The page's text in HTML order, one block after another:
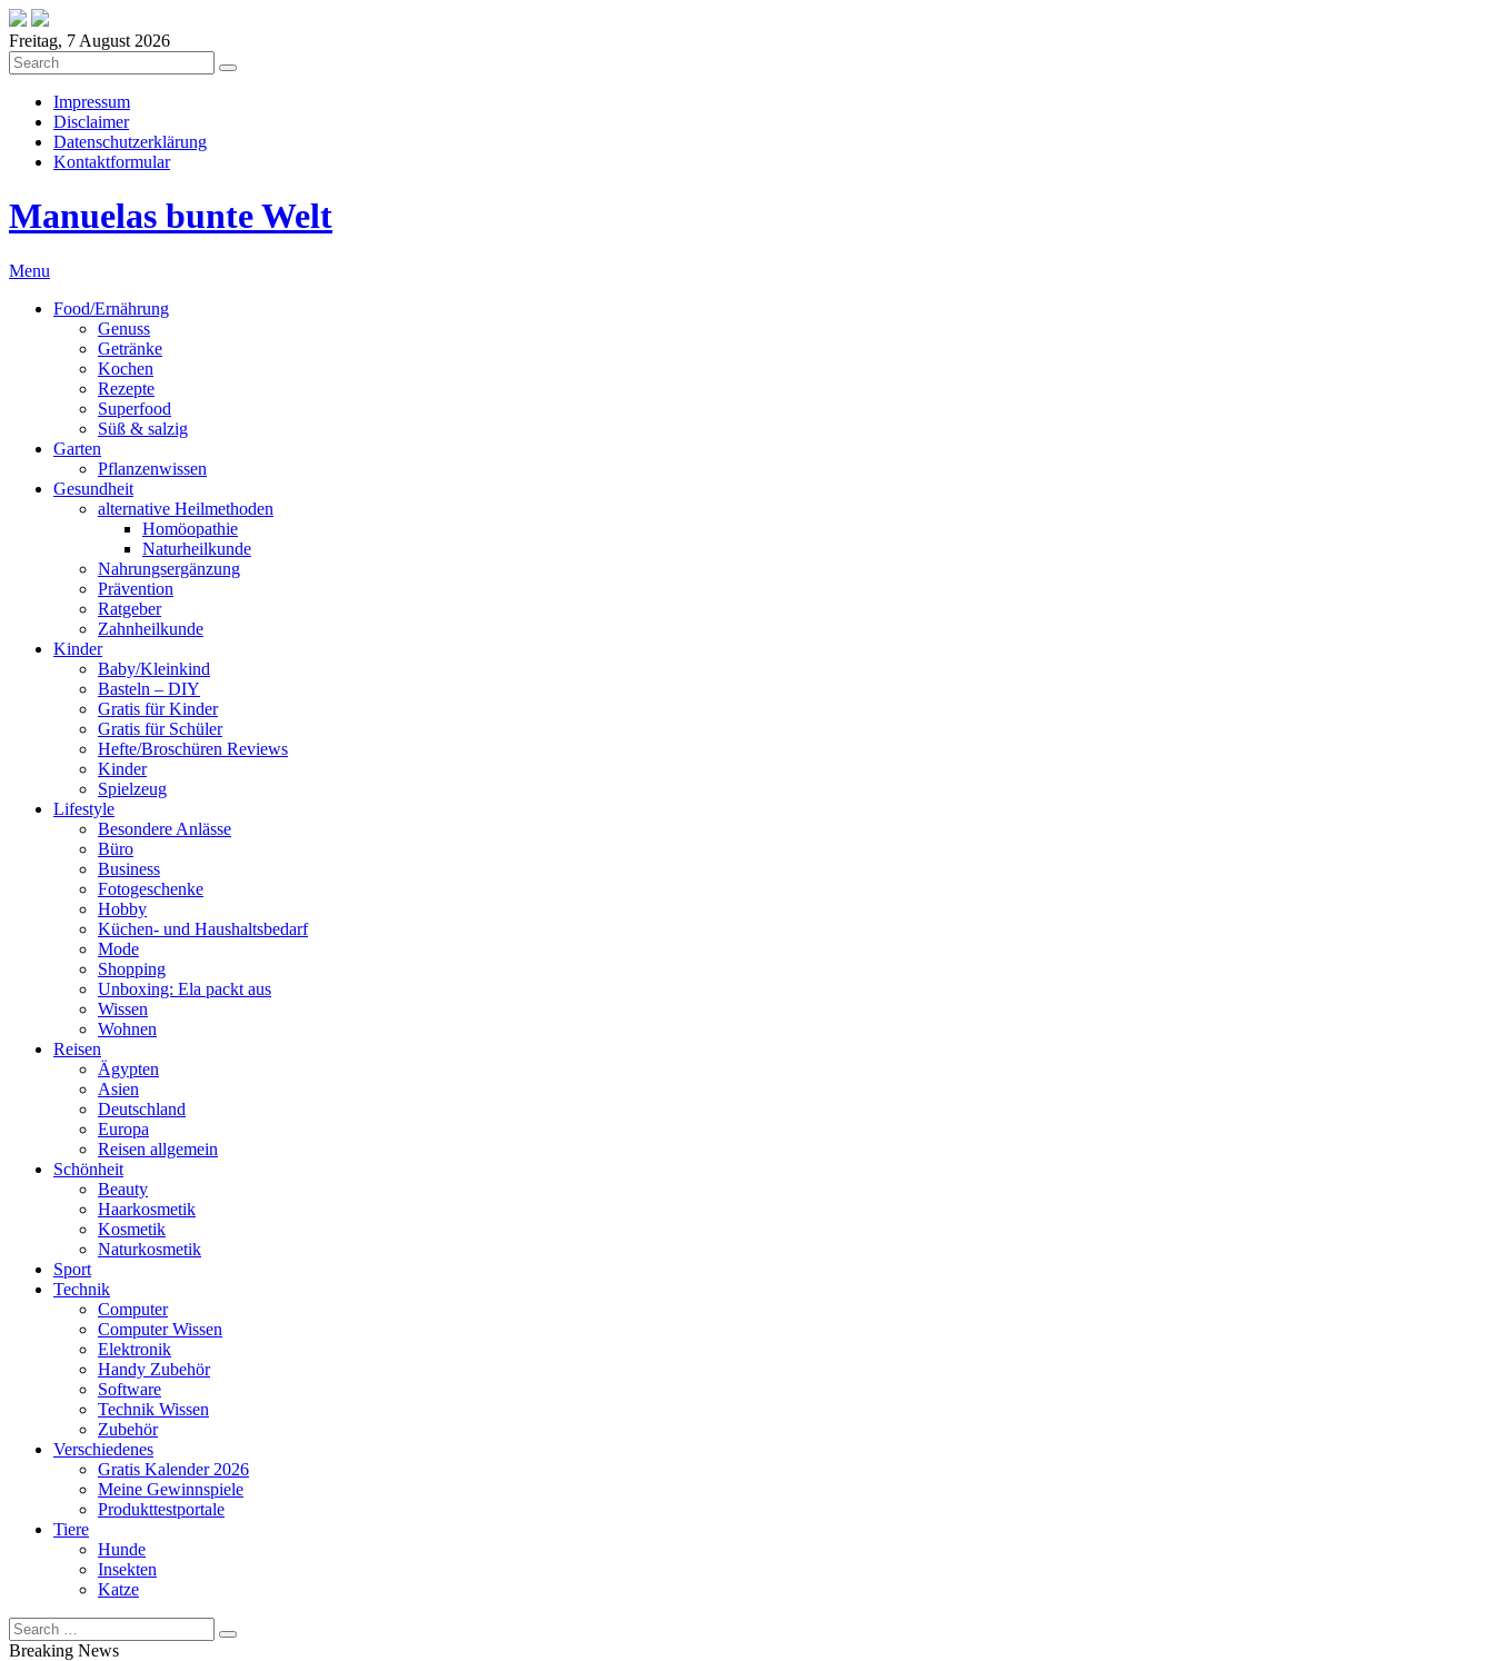
Freitag, 7 August 2026
Impressum
Disclaimer
Datenschutzerklärung
Kontaktformular
Manuelas bunte Welt
Menu
Food/Ernährung
Genuss
Getränke
Kochen
Rezepte
Superfood
Süß & salzig
Garten
Pflanzenwissen
Gesundheit
alternative Heilmethoden
Homöopathie
Naturheilkunde
Nahrungsergänzung
Prävention
Ratgeber
Zahnheilkunde
Kinder
Baby/Kleinkind
Basteln – DIY
Gratis für Kinder
Gratis für Schüler
Hefte/Broschüren Reviews
Kinder
Spielzeug
Lifestyle
Besondere Anlässe
Büro
Business
Fotogeschenke
Hobby
Küchen- und Haushaltsbedarf
Mode
Shopping
Unboxing: Ela packt aus
Wissen
Wohnen
Reisen
Ägypten
Asien
Deutschland
Europa
Reisen allgemein
Schönheit
Beauty
Haarkosmetik
Kosmetik
Naturkosmetik
Sport
Technik
Computer
Computer Wissen
Elektronik
Handy Zubehör
Software
Technik Wissen
Zubehör
Verschiedenes
Gratis Kalender 2026
Meine Gewinnspiele
Produkttestportale
Tiere
Hunde
Insekten
Katze
Breaking News